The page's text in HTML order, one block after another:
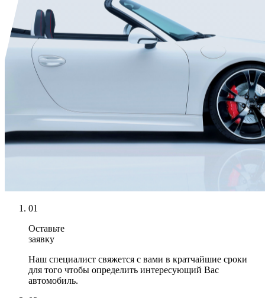
01
Оставьте
заявку
Наш специалист свяжется с вами в кратчайшие сроки
для того чтобы определить интересующий Вас
автомобиль.